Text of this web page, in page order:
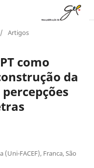
/ Artigos
como
da
FACEF), Franca, São